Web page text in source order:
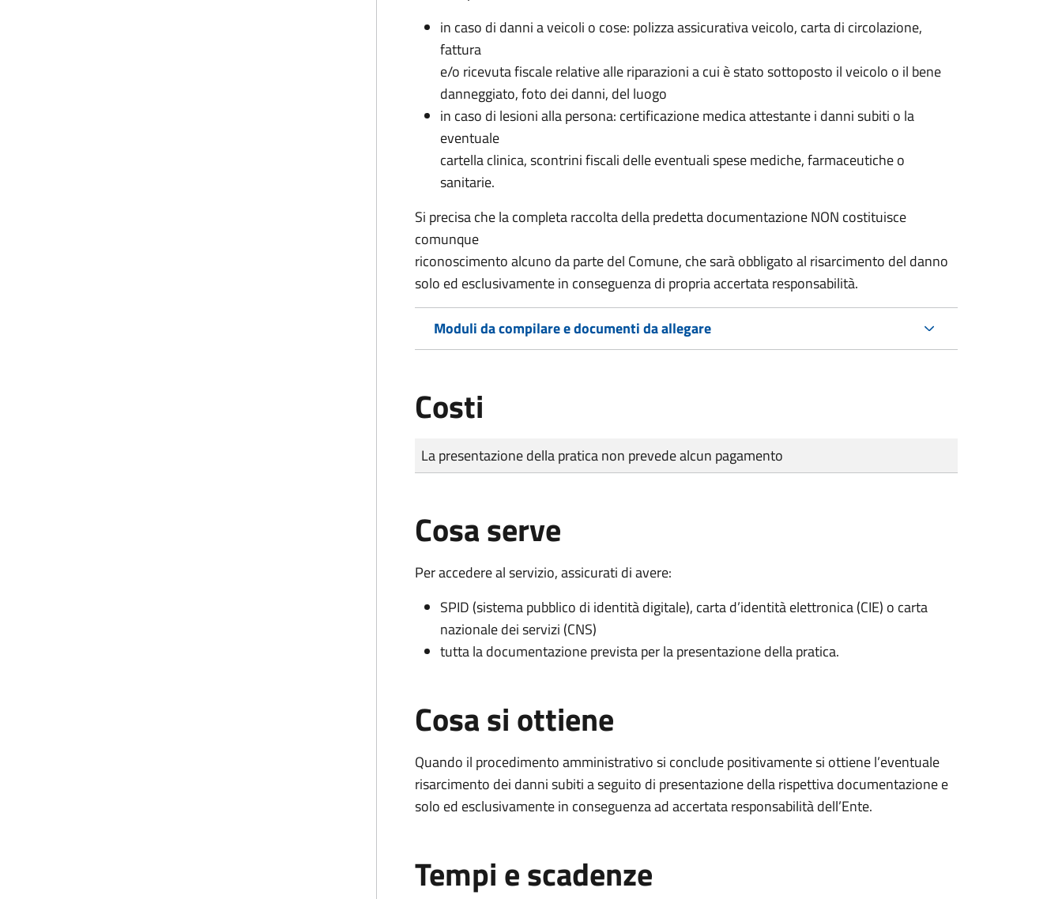
in caso di danni a veicoli o cose: polizza assicurativa veicolo, carta di circolazione,
fattura
e/o ricevuta fiscale relative alle riparazioni a cui è stato sottoposto il veicolo o il bene
danneggiato, foto dei danni, del luogo
in caso di lesioni alla persona: certificazione medica attestante i danni subiti o la
eventuale
cartella clinica, scontrini fiscali delle eventuali spese mediche, farmaceutiche o
sanitarie.
Si precisa che la completa raccolta della predetta documentazione NON costituisce
comunque
riconoscimento alcuno da parte del Comune, che sarà obbligato al risarcimento del danno
solo ed esclusivamente in conseguenza di propria accertata responsabilità.
Moduli da compilare e documenti da allegare
Costi
Tipo di pagamento
Importo
La presentazione della pratica non prevede alcun pagamento
Cosa serve
Per accedere al servizio, assicurati di avere:
SPID (sistema pubblico di identità digitale), carta d’identità elettronica (CIE) o carta
nazionale dei servizi (CNS)
tutta la documentazione prevista per la presentazione della pratica.
Cosa si ottiene
Quando il procedimento amministrativo si conclude positivamente si ottiene l’eventuale
risarcimento dei danni subiti a seguito di presentazione della rispettiva documentazione e
solo ed esclusivamente in conseguenza ad accertata responsabilità dell’Ente.
Tempi e scadenze